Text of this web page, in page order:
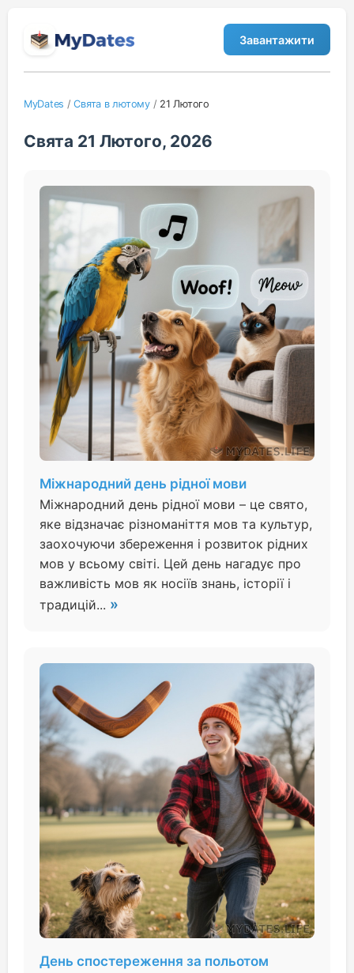
Завантажити
MyDates /Свята в лютому/ 21 Лютого
Свята 21 Лютого, 2026
Міжнародний день рідної мови
Міжнародний день рідної мови – це свято,
яке відзначає різноманіття мов та культур,
заохочуючи збереження і розвиток рідних
мов у всьому світі. Цей день нагадує про
важливість мов як носіїв знань, історії і
традицій... »
День спостереження за польотом